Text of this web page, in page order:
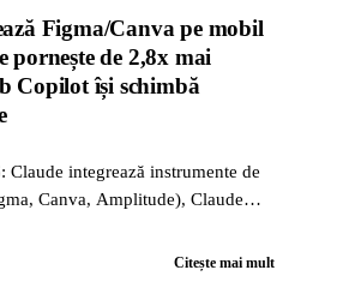
Figma/Canva pe mobil
pornește de 2,8x mai
Copilot își schimbă
Claude integrează instrumente de
Canva, Amplitude), Claude
Copilot își schimbă politica
Citește mai mult